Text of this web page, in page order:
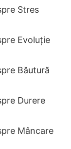
Stres
Evoluție
Băutură
Durere
Mâncare